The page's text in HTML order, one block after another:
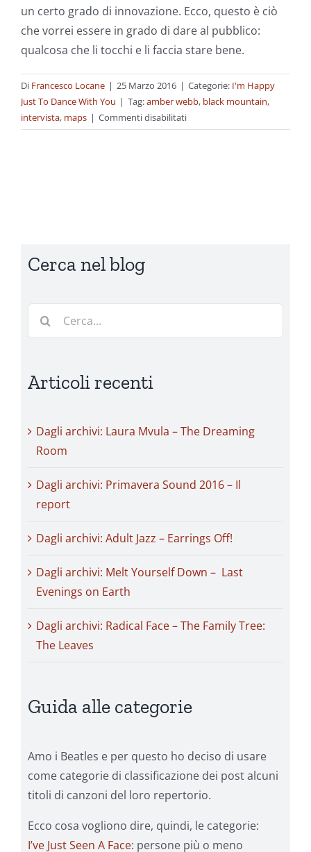
un certo grado di innovazione. Ecco, questo è ciò
che vorrei essere in grado di dare al pubblico:
qualcosa che li tocchi e li faccia stare bene.
Di Francesco Locane | 25 Marzo 2016 | Categorie: I'm Happy
Just To Dance With You | Tag:amber webb, black mountain,
intervista, maps | Commenti disabilitatisu
Toccare
Black
Cerca nel blog
Cerca
Articoli recenti
Dagli archivi: Laura Mvula – The Dreaming
Room
Dagli archivi: Primavera Sound 2016 – Il
report
Dagli archivi: Adult Jazz – Earrings Off!
Dagli archivi: Melt Yourself Down – Last
Evenings on Earth
Dagli archivi: Radical Face – The Family Tree:
The Leaves
Guida alle categorie
Amo i Beatles e per questo ho deciso di usare
come categorie di classificazione dei post alcuni
titoli di canzoni del loro repertorio.
Ecco cosa vogliono dire, quindi, le categorie:
I’ve Just Seen A Face: persone più o meno